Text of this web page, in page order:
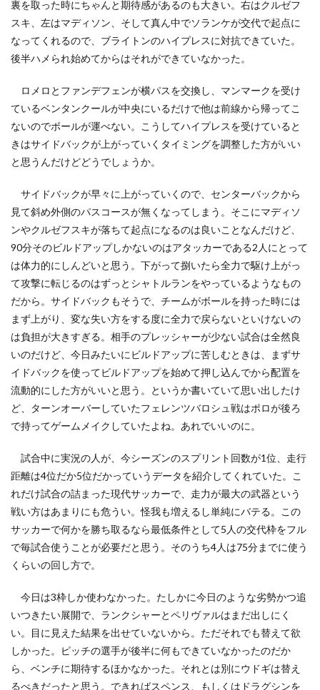
裏を取った時にちゃんと期待感があるのも大きい。右はクルゼフ
スキ、左はマディソン、そして真ん中でソランケが交代で起点に
なってくれるので、ブライトンのハイプレスに対抗できていた。
後半ハメられ始めてからはそれができていなかった。
ロメロとファンデフェンが横パスを交換し、マンマークを受け
ているベンタンクールが中央にいるだけで他は前線から帰ってこ
ないのでボールが運べない。こうしてハイプレスを受けていると
きはサイドバックが上がっていくタイミングを調整した方がいい
と思うんだけどどうでしょうか。
サイドバックが早々に上がっていくので、センターバックから
見て斜め外側のパスコースが無くなってしまう。そこにマディソ
ンやクルゼフスキが落ちて起点になるのは良いことなんだけど、
90分そのビルドアップしかないのはアタッカーである2人にとって
は体力的にしんどいと思う。下がって捌いたら全力で駆け上がっ
て攻撃に転じるのはずっとシャトルランをやっているようなもの
だから。サイドバックもそうで、チームがボールを持った時には
まず上がり、変な失い方をする度に全力で戻らないといけないの
は負担が大きすぎる。相手のプレッシャーが少ない試合は全然良
いのだけど、今日みたいにビルドアップに苦しむときは、まずサ
イドバックを使ってビルドアップを始めて押し込んでから配置を
流動的にした方がいいと思う。というか書いていて思い出したけ
ど、ターンオーバーしていたフェレンツバロシュ戦はポロが後ろ
で持ってゲームメイクしていたよね。あれでいいのに。
試合中に実況の人が、今シーズンのスプリント回数が1位、走行
距離は4位だか5位だかっていうデータを紹介してくれていた。こ
れだけ試合の詰まった現代サッカーで、走力が最大の武器という
戦い方はあまりにも危うい。怪我も増えるし単純にバテる。この
サッカーで何かを勝ち取るなら最低条件として5人の交代枠をフル
で毎試合使うことが必要だと思う。そのうち4人は75分までに使う
くらいの回し方で。
今日は3枠しか使わなかった。たしかに今日のような劣勢かつ追
いつきたい展開で、ランクシャーとペリヴァルはまだ出しにく
い。目に見えた結果を出せていないから。ただそれでも替えて欲
しかった。ピッチの選手が後半に何もできていなかったのだか
ら、ベンチに期待するほかなかった。それとは別にウドギは替え
るべきだったと思う。できればスペンス、もしくはドラグシンを